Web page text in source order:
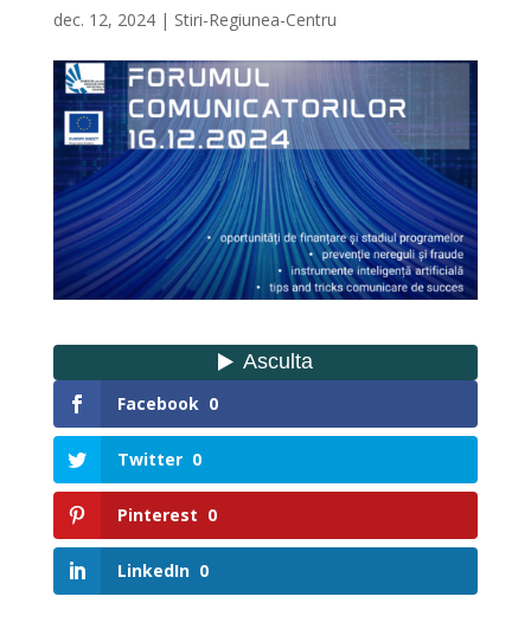
dec. 12, 2024| Stiri-Regiunea-Centru
Facebook 0
Twitter 0
Pinterest 0
LinkedIn 0